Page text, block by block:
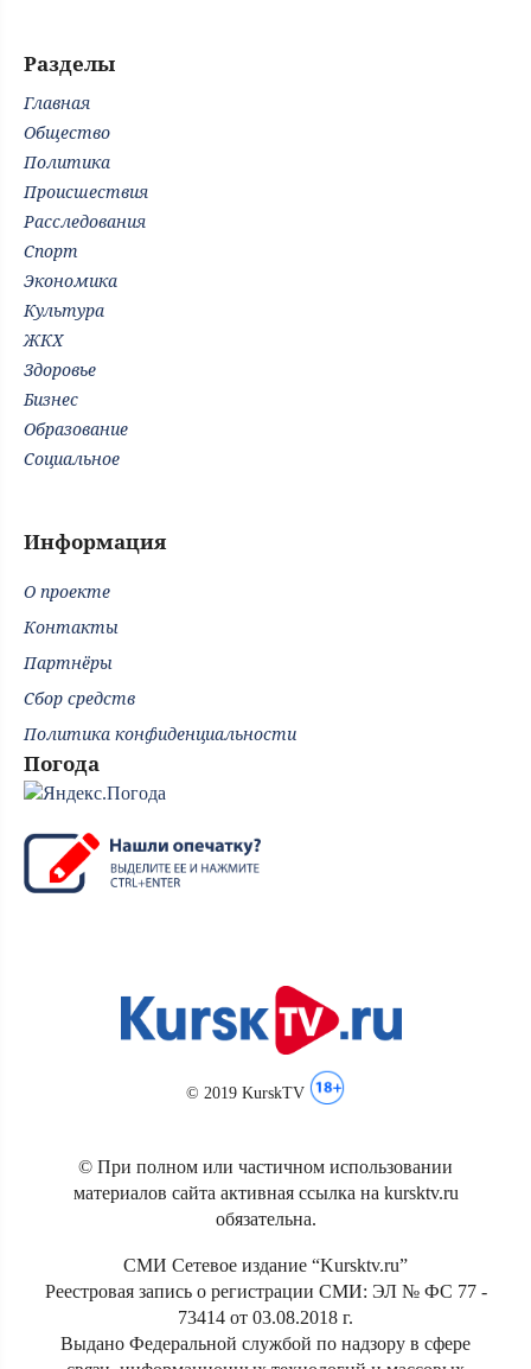
Разделы
Главная
Общество
Политика
Происшествия
Расследования
Спорт
Экономика
Культура
ЖКХ
Здоровье
Бизнес
Образование
Социальное
Информация
О проекте
Контакты
Партнёры
Сбор средств
Политика конфиденциальности
Погода
© 2019 KurskTV
© При полном или частичном использовании
материалов сайта активная ссылка на kursktv.ru
обязательна.
СМИ Сетевое издание “Kursktv.ru”
Реестровая запись о регистрации СМИ: ЭЛ № ФС 77 -
73414 от 03.08.2018 г.
Выдано Федеральной службой по надзору в сфере